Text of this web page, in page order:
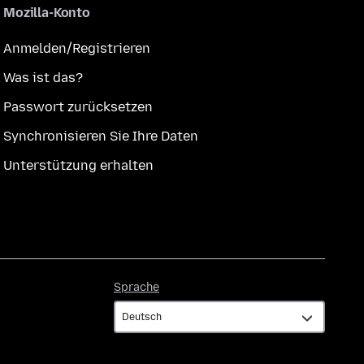
Mozilla-Konto
Anmelden/Registrieren
Was ist das?
Passwort zurücksetzen
Synchronisieren Sie Ihre Daten
Unterstützung erhalten
Sprache